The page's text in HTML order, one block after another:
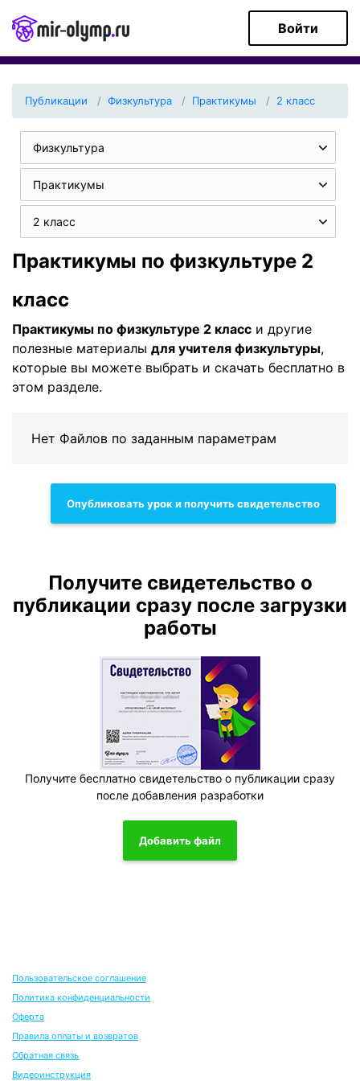
Войти
Публикации Физкультура Практикумы 2 класс
Физкультура
Практикумы
2 класс
Практикумы по физкультуре 2
класс
Практикумы по физкультуре 2 класс и другие
полезные материалы для учителя физкультуры,
которые вы можете выбрать и скачать бесплатно в
этом разделе.
Нет Файлов по заданным параметрам
Опубликовать урок и получить свидетельство
Получите свидетельство о
публикации сразу после загрузки
работы
Получите бесплатно свидетельство о публикации сразу
после добавления разработки
Добавить файл
Пользовательское соглашение
Политика конфиденциальности
Оферта
Правила оплаты и возвратов
Обратная связь
Видеоинструкция